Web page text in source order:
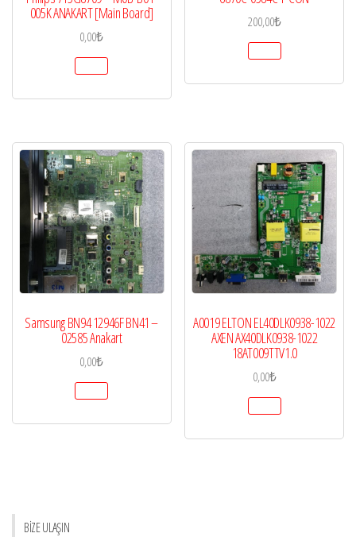
005K ANAKART [Main Board]
0,00₺
200,00₺
Samsung BN94 12946F BN41 –
02585 Anakart
0,00₺
A0019 ELTON EL40DLK0938-1022
AXEN AX40DLK0938-1022
18AT009TTV1.0
0,00₺
BİZE ULAŞIN